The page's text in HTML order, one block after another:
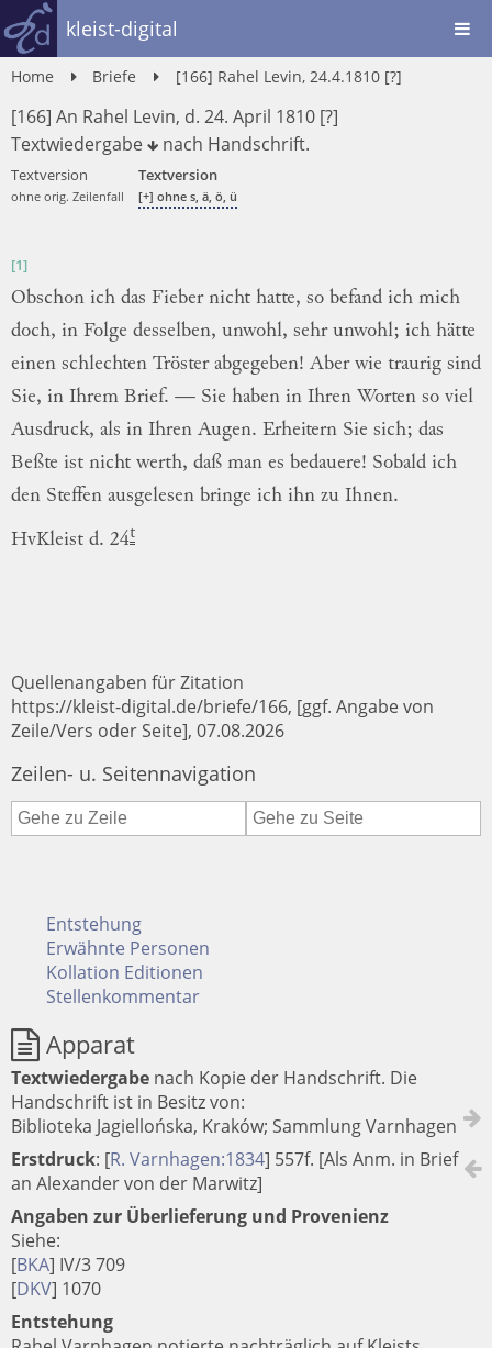
kleist-digital
Home Briefe [166] Rahel Levin, 24.4.1810 [?]
[166] An Rahel Levin, d. 24. April 1810 [?]
Textwiedergabe
nach Handschrift.
Textversion
ohne orig. Zeilenfall
Textversion
[+] ohne s, ä, ö, ü
[1]
Obschon ich das Fieber nicht hatte, so befand ich mich
doch, in Folge desselben, unwohl, sehr unwohl; ich hätte
einen schlechten Tröster abgegeben! Aber wie traurig sind
Sie, in Ihrem Brief. — Sie haben in Ihren Worten so viel
Ausdruck, als in Ihren Augen. Erheitern Sie sich; das
Beßte ist nicht werth, daß man es bedauere! Sobald ich
den Steffen ausgelesen bringe ich ihn zu Ihnen.
HvKleist d. 24t
Quellenangaben für Zitation
https://kleist-digital.de/briefe/166, [ggf. Angabe von
Zeile/Vers oder Seite], 07.08.2026
Zeilen- u. Seitennavigation
Entstehung
Erwähnte Personen
Kollation Editionen
Stellenkommentar
Apparat
Textwiedergabe nach Kopie der Handschrift. Die
Handschrift ist in Besitz von:
Biblioteka Jagiellońska, Kraków; Sammlung Varnhagen
Erstdruck: [R. Varnhagen:1834] 557f. [Als Anm. in Brief
an Alexander von der Marwitz]
Angaben zur Überlieferung und Provenienz
Siehe:
[BKA] IV/3 709
[DKV] 1070
Entstehung